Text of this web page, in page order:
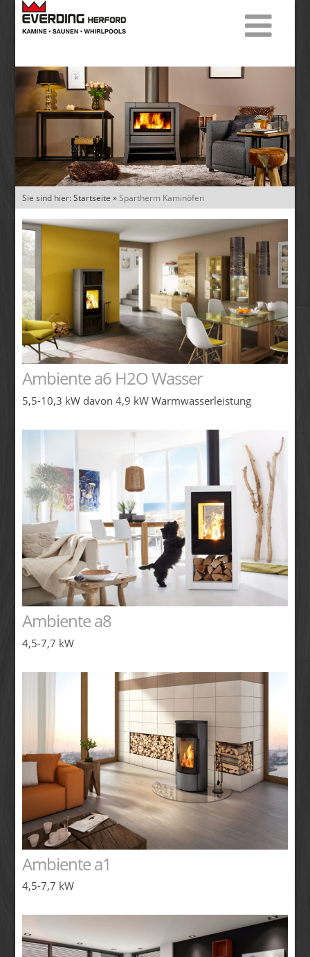
Sie sind hier:Startseite »Spartherm Kaminöfen
Ambiente a6 H2O Wasser
5,5-10,3 kW davon 4,9 kW Warmwasserleistung
Ambiente a8
4,5-7,7 kW
Ambiente a1
4,5-7,7 kW